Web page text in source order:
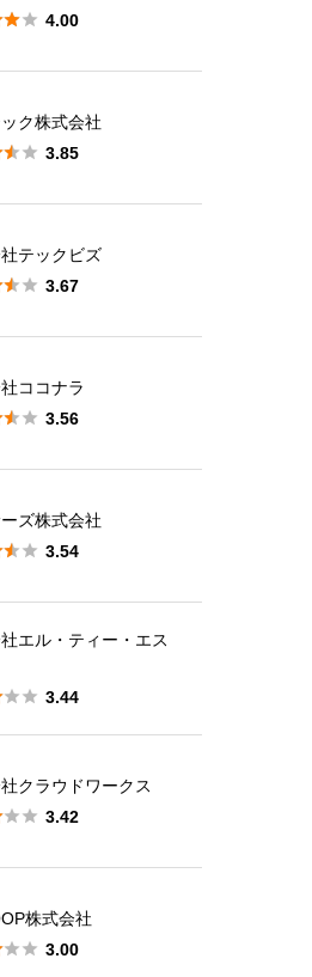
 4.00
ク株式会社
 3.85
テックビズ
 3.67
ココナラ
 3.56
ズ株式会社
 3.54
エル・ティー・エス
 3.44
クラウドワークス
 3.42
株式会社
 3.00